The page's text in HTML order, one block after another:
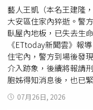
藝人王凱（本名王建隆
大安區住家內猝逝。警
臥屋內地板，已失去生
《ETtoday新聞雲》報
住宅內，警方到場後發
介入跡象，後續將報請
胞姊得知消息後，也已
解，王凱17歲時以本名
凱」活動，曾參與多部
07月26日, 2026